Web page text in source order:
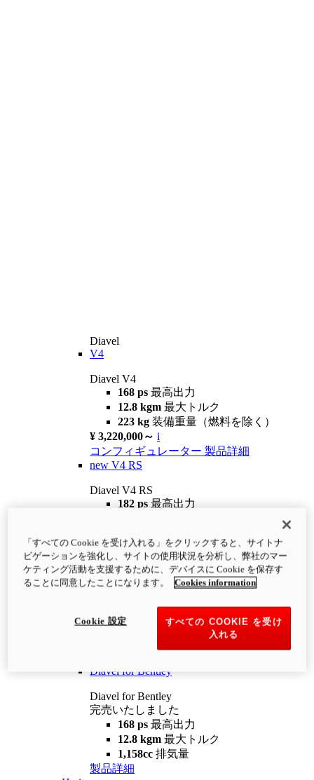
Diavel
V4
Diavel V4
168 ps 最高出力
12.8 kgm 最大トルク
223 kg 装備重量（燃料を除く）
¥ 3,220,000～ i
コンフィギュレーター 製品詳細
new V4 RS
Diavel V4 RS
182 ps 最高出力
¥4,400,000 i
コンフィギュレーター 製品詳細
newV4 RS 100
12.2 kgm
最大トルク
装備重量（燃料を除く）
Diavel for Bentley
Diavel for Bentley
完売いたしました
168 ps 最高出力
12.8 kgm 最大トルク
1,158cc 排気量
製品詳細
「すべての Cookie を受け入れる」をクリックすると、サイトナ
ビゲーションを強化し、サイトの使用状況を分析し、弊社のマー
ケティング活動を支援するために、デバイスに Cookie を保存す
ることに同意したことになります。
Cookies information
すべての COOKIE を受け
入れる
Cookie 設定